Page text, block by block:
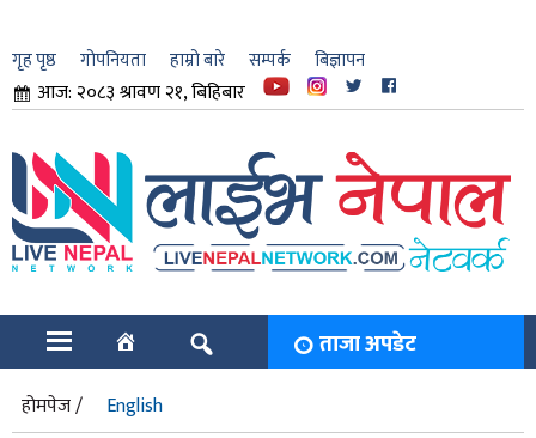
गृह पृष्ठ गोपनियता हाम्रो बारे सम्पर्क बिज्ञापन
आज: २०८३ श्रावण २१, बिहिबार
ताजा अपडेट
होमपेज / English